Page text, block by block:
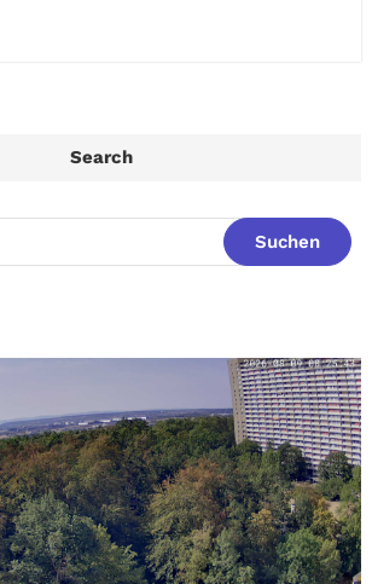
Search